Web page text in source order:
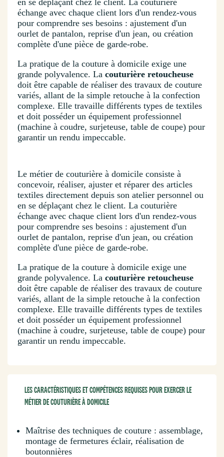
échange avec chaque client lors d'un rendez-vous
pour comprendre ses besoins : ajustement d'un
ourlet de pantalon, reprise d'un jean, ou création
complète d'une pièce de garde-robe.
La pratique de la couture à domicile exige une
grande polyvalence. La couturière retoucheuse
doit être capable de réaliser des travaux de couture
variés, allant de la simple retouche à la confection
complexe. Elle travaille différents types de textiles
et doit posséder un équipement professionnel
(machine à coudre, surjeteuse, table de coupe) pour
garantir un rendu impeccable.
Le métier de couturière à domicile consiste à
concevoir, réaliser, ajuster et réparer des articles
textiles directement depuis son atelier personnel ou
en se déplaçant chez le client. La couturière
échange avec chaque client lors d'un rendez-vous
pour comprendre ses besoins : ajustement d'un
ourlet de pantalon, reprise d'un jean, ou création
complète d'une pièce de garde-robe.
La pratique de la couture à domicile exige une
grande polyvalence. La couturière retoucheuse
doit être capable de réaliser des travaux de couture
variés, allant de la simple retouche à la confection
complexe. Elle travaille différents types de textiles
et doit posséder un équipement professionnel
(machine à coudre, surjeteuse, table de coupe) pour
garantir un rendu impeccable.
LES CARACTÉRISTIQUES ET COMPÉTENCES REQUISES POUR EXERCER LE
MÉTIER DE COUTURIÈRE À DOMICILE
Maîtrise des techniques de couture : assemblage,
montage de fermetures éclair, réalisation de
boutonnières